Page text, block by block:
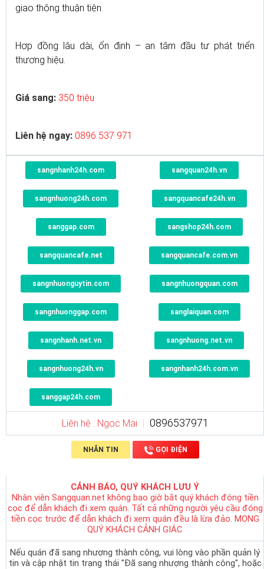
giao thông thuận tiện.
Hợp đồng lâu dài, ổn định – an tâm đầu tư phát triển
thương hiệu.
Giá sang: 350 triệu
Liên hệ ngay: 0896 537 971
sangnhanh24h.com sangquan24h.vn
sangnhuong24h.com sangquancafe24h.vn
sanggap.com sangshop24h.com
sangquancafe.net sangquancafe.com.vn
sangnhuonguytin.com sangnhuongquan.com
sangnhuonggap.com sanglaiquan.com
sangnhanh.net.vn sangnhuong.net.vn
sangnhuong24h.vn sangnhanh24h.com.vn
sanggap24h.com
Liên hệ : Ngọc Mai 0896537971
NHẮN TIN GỌI ĐIỆN
CẢNH BÁO, QUÝ KHÁCH LƯU Ý
Nhân viên Sangquan.net không bao giờ bắt quý khách đóng tiền
cọc để dẫn khách đi xem quán. Tất cả những người yêu cầu đóng
tiền cọc trước để dẫn khách đi xem quán đều là lừa đảo. MONG
QUÝ KHÁCH CẢNH GIÁC
Nếu quán đã sang nhượng thành công, vui lòng vào phần quản lý
tin và cập nhật tin trạng thái "Đã sang nhượng thành công", hoặc